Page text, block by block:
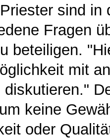
sind in
Fragen
beteiligen.
mit
diskutieren."
keine
oder